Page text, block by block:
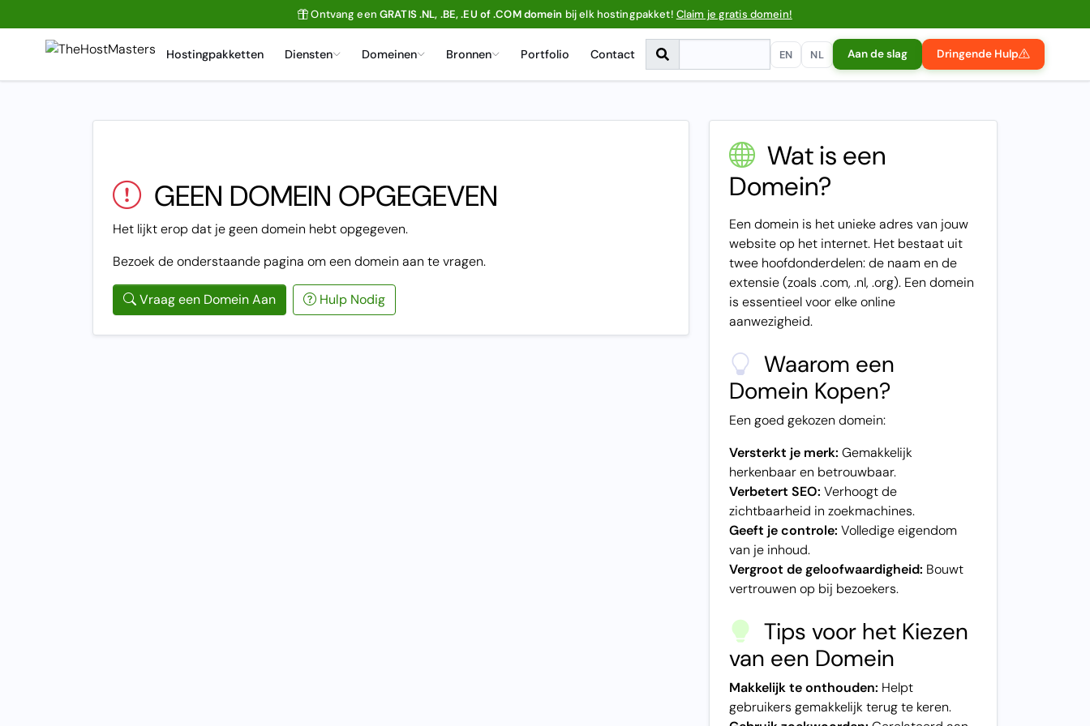
Ontvang eenGRATIS .NL, .BE, .EU of .COM domein bij elk hostingpakket! Claim je gratis domein!
Hostingpakketten Diensten Domeinen Bronnen Portfolio Contact EN NL Aan de slag Dringende Hulp
GEEN DOMEIN OPGEGEVEN
Het lijkt erop dat je geen domein hebt opgegeven.
Bezoek de onderstaande pagina om een domein aan te vragen.
Vraag een Domein Aan Hulp Nodig
Wat is een
Domein?
Een domein is het unieke adres van jouw
website op het internet. Het bestaat uit
twee hoofdonderdelen: de naam en de
extensie (zoals .com, .nl, .org). Een domein
is essentieel voor elke online
aanwezigheid.
Waarom een
Domein Kopen?
Een goed gekozen domein:
Versterkt je merk: Gemakkelijk
herkenbaar en betrouwbaar.
Verbetert SEO: Verhoogt de
zichtbaarheid in zoekmachines.
Geeft je controle: Volledige eigendom
van je inhoud.
Vergroot de geloofwaardigheid: Bouwt
vertrouwen op bij bezoekers.
Tips voor het Kiezen
van een Domein
Makkelijk te onthouden: Helpt
gebruikers gemakkelijk terug te keren.